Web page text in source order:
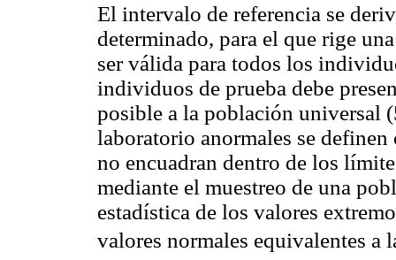
El intervalo de referencia se
determinado, para el que rige
ser válida para todos los
individuos de prueba debe
posible a la población universal
laboratorio anormales se
no encuadran dentro de los
mediante el muestreo de una
estadística de los valores
valores normales equivalentes